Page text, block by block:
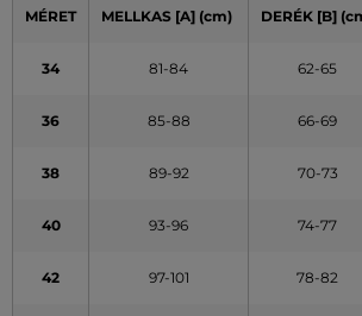
MÉRET MELLKAS [A] (cm) DERÉK [B]
34 81-84 62-65
36 85-88 66-69
38 89-92 70-73
40 93-96 74-77
42 97-101 78-82